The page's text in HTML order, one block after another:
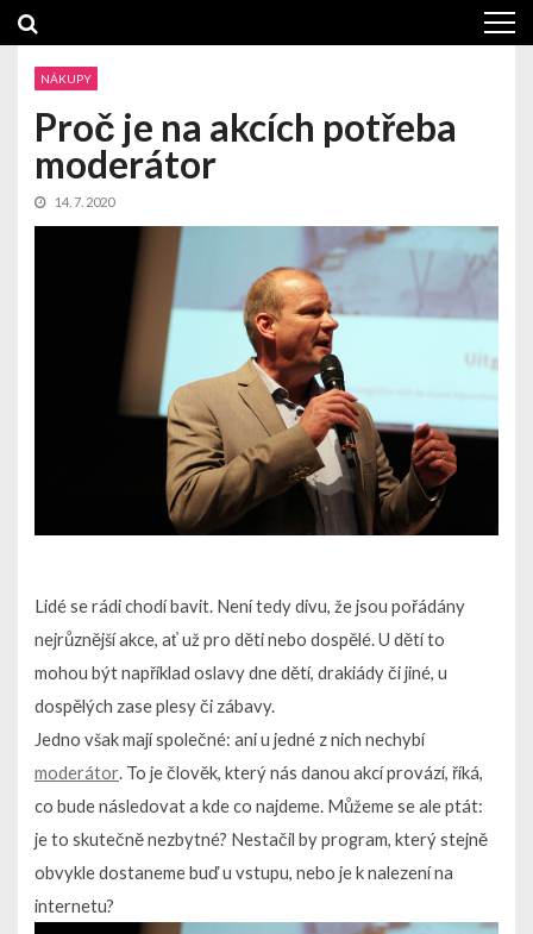
navigation
content
NÁKUPY
Proč je na akcích potřeba
moderátor
14. 7. 2020
Lidé se rádi chodí bavit. Není tedy divu, že jsou pořádány
nejrůznější akce, ať už pro děti nebo dospělé. U dětí to
mohou být například oslavy dne dětí, drakiády či jiné, u
dospělých zase plesy či zábavy.
Jedno však mají společné: ani u jedné z nich nechybí
moderátor. To je člověk, který nás danou akcí provází, říká,
co bude následovat a kde co najdeme. Můžeme se ale ptát:
je to skutečně nezbytné? Nestačil by program, který stejně
obvykle dostaneme buď u vstupu, nebo je k nalezení na
internetu?